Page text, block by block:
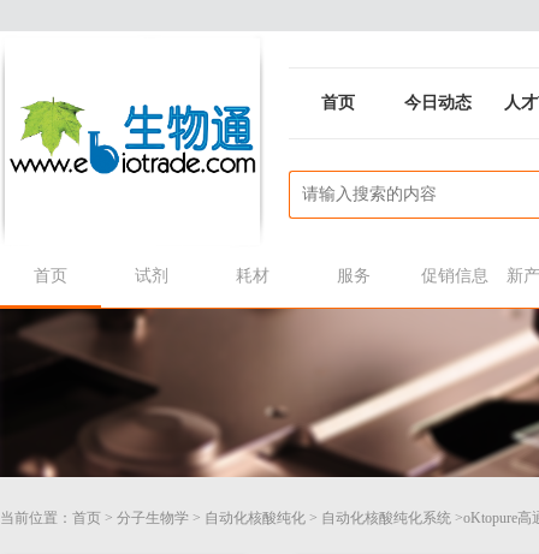
首页 今日动态 人
首页 试剂 耗材 服务 促销信息 新
当前位置： 首页 > 分子生物学 > 自动化核酸纯化 > 自动化核酸纯化系统 >oKtopure